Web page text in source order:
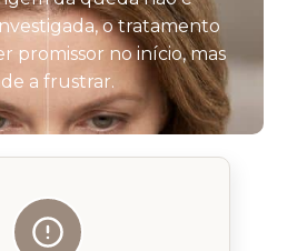
o tratamento
promissor no início, mas
a frustrar.